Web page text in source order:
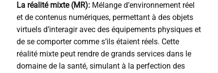
La réalité mixte (MR):Mélange d’environnement réel
et de contenus numériques, permettant à des objets
virtuels d’interagir avec des équipements physiques et
de se comporter comme s’ils étaient réels. Cette
réalité mixte peut rendre de grands services dans le
domaine de la santé, simulant à la perfection des